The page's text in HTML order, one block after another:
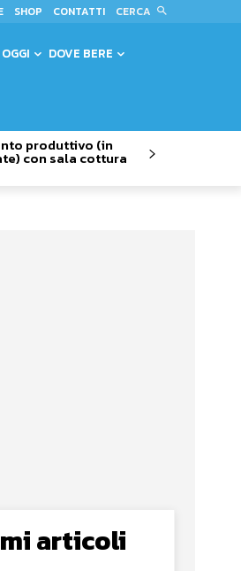
SHOP CONTATTI CERCA
DOVE BERE
produttivo (in
con sala cottura
articoli